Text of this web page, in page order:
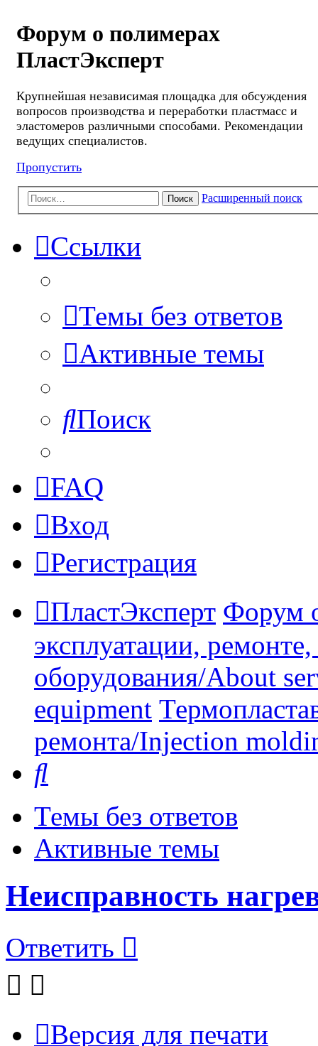
Форум о полимерах
ПластЭксперт
Крупнейшая независимая площадка для обсуждения
вопросов производства и переработки пластмасс и
эластомеров различными способами. Рекомендации
ведущих специалистов.
Пропустить
Поиск Расширенный поиск
Ссылки
Темы без ответов
Активные темы
Поиск
FAQ
Вход
Регистрация
ПластЭксперт Форум
эксплуатации,
оборудования/About
equipment
ремонта/Injection
Темы без ответов
Активные темы
Неисправность
Ответить
Версия для печати